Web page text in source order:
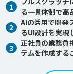
1
る一貫体制で高
2
AIの活用で開発
るUI設計を実現
3
正社員の業務負
テムを作成する